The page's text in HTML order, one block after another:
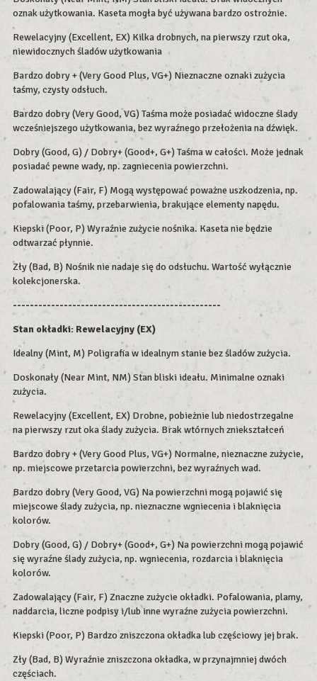
oznak użytkowania. Kaseta mogła być używana bardzo ostrożnie.
Rewelacyjny (Excellent, EX) Kilka drobnych, na pierwszy rzut oka,
niewidocznych śladów użytkowania
Bardzo dobry + (Very Good Plus, VG+) Nieznaczne oznaki zużycia
taśmy, czysty odsłuch.
Bardzo dobry (Very Good, VG) Taśma może posiadać widoczne ślady
wcześniejszego użytkowania, bez wyraźnego przełożenia na dźwięk.
Dobry (Good, G) / Dobry+ (Good+, G+) Taśma w całości. Może jednak
posiadać pewne wady, np. zagniecenia powierzchni.
Zadowalający (Fair, F) Mogą występować poważne uszkodzenia, np.
pofalowania taśmy, przebarwienia, brakujące elementy napędu.
Kiepski (Poor, P) Wyraźnie zużycie nośnika. Kaseta nie będzie
odtwarzać płynnie.
Zły (Bad, B) Nośnik nie nadaje się do odsłuchu. Wartość wyłącznie
kolekcjonerska.
-------------------------------------------------
Stan okładki: Rewelacyjny (EX)
Idealny (Mint, M) Poligrafia w idealnym stanie bez śladów zużycia.
Doskonały (Near Mint, NM) Stan bliski ideału. Minimalne oznaki
zużycia.
Rewelacyjny (Excellent, EX) Drobne, pobieżnie lub niedostrzegalne
na pierwszy rzut oka ślady zużycia. Brak wtórnych zniekształceń
Bardzo dobry + (Very Good Plus, VG+) Normalne, nieznaczne zużycie,
np. miejscowe przetarcia powierzchni, bez wyraźnych wad.
Bardzo dobry (Very Good, VG) Na powierzchni mogą pojawić się
miejscowe ślady zużycia, np. nieznaczne wgniecenia i blaknięcia
kolorów.
Dobry (Good, G) / Dobry+ (Good+, G+) Na powierzchni mogą pojawić
się wyraźne ślady zużycia, np. wgniecenia, rozdarcia i blaknięcia
kolorów.
Zadowalający (Fair, F) Znaczne zużycie okładki. Pofalowania, plamy,
naddarcia, liczne podpisy i/lub inne wyraźne zużycia powierzchni.
Kiepski (Poor, P) Bardzo zniszczona okładka lub częściowy jej brak.
Zły (Bad, B) Wyraźnie zniszczona okładka, w przynajmniej dwóch
częściach.